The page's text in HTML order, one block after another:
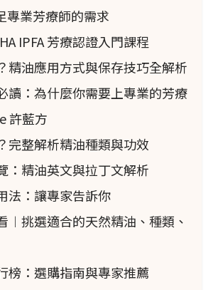
專業芳療師的需求
IPFA 芳療認證入門課程
精油應用方式與保存技巧全解析
讀：為什麼你需要上專業的芳療
許藍方
完整解析精油種類與功效
：精油英文與拉丁文解析
法：讓專家告訴你
︱挑選適合的天然精油、種類、
榜：選購指南與專家推薦